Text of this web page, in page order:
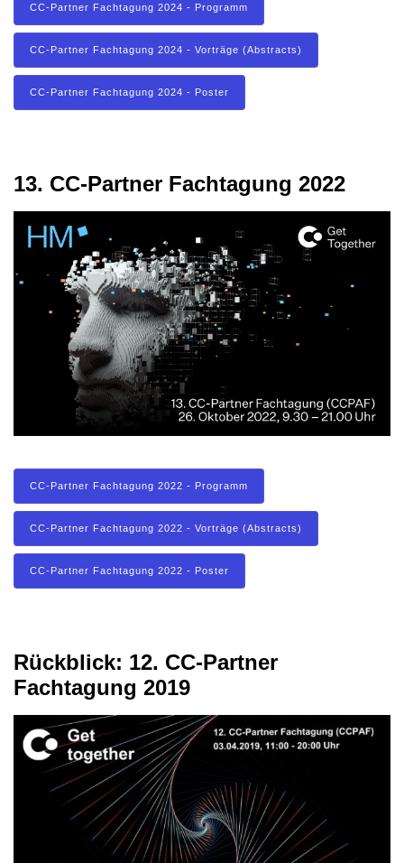
CC-Partner Fachtagung 2024 - Programm
CC-Partner Fachtagung 2024 - Vorträge (Abstracts)
CC-Partner Fachtagung 2024 - Poster
13. CC-Partner Fachtagung 2022
CC-Partner Fachtagung 2022 - Programm
CC-Partner Fachtagung 2022 - Vorträge (Abstracts)
CC-Partner Fachtagung 2022 - Poster
Rückblick: 12. CC-Partner
Fachtagung 2019